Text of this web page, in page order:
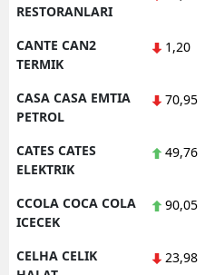
RESTORANLARI
CANTE CAN2
TERMIK
1,20
CASA CASA EMTIA
PETROL
70,95
CATES CATES
ELEKTRIK
49,76
CCOLA COCA COLA
ICECEK
90,05
CELHA CELIK
23,98